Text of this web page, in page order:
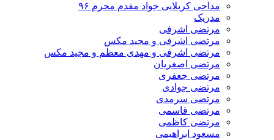
مداحی کربلایی جواد مقدم محرم ۹۶
مدریک
مرتضی اشرفی
مرتضی اشرفی و مجید مکس
مرتضی اشرفی و مهدی معظم و مجید مکس
مرتضی اصغریان
مرتضی جعفری
مرتضی جوادی
مرتضی سرمدی
مرتضی قاسمی
مرتضی کاظمی
مسعود ابراهیمی